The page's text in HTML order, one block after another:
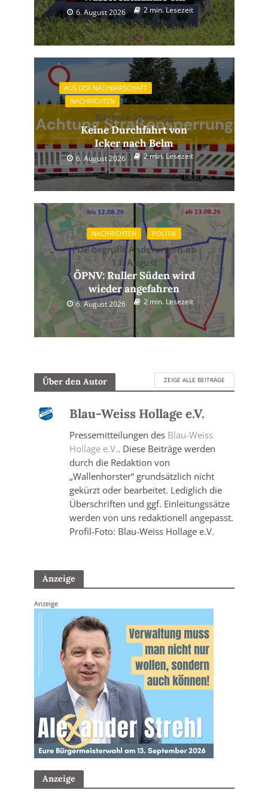
6. August 2026 2 min. Lesezeit
AUS DER NACHBARSCHAFT
NACHRICHTEN
Nächste Sperrung
Keine Durchfahrt von
Icker nach Belm
6. August 2026 2 min. Lesezeit
NACHRICHTEN POLITIK
FDP begrüßt Änderungen ab
13. August
ÖPNV: Ruller Süden wird
wieder angefahren
6. August 2026 2 min. Lesezeit
Über den Autor ZEIGE ALLE BEITRÄGE
Blau-Weiss Hollage e.V.
Pressemitteilungen des Blau-Weiss
Hollage e.V.. Diese Beiträge werden
durch die Redaktion von
„Wallenhorster“ grundsätzlich nicht
gekürzt oder bearbeitet. Lediglich die
Überschriften und ggf. Einleitungssätze
werden von uns redaktionell angepasst.
Profil-Foto: Blau-Weiss Hollage e.V.
Anzeige
Anzeige
Anzeige